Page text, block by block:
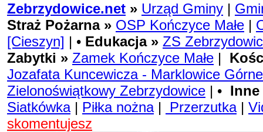
Zebrzydowice.net » Urząd Gminy |
Straż Pożarna » OSP Kończyce Małe |
[Cieszyn] | • Edukacja » ZS
Zabytki » Zamek Kończyce Małe |
Jozafata Kuncewicza - Marklowice Górne
Zielonoświątkowy Zebrzydowice | •
Siatkówka| Piłka nożna | Przerzutka|
skomentujesz